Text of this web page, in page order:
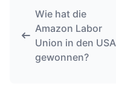
Wie hat die
Amazon Labor
Union in den USA
gewonnen?